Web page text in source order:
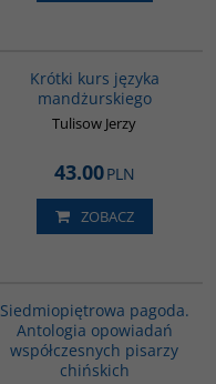
Krótki kurs języka
mandżurskiego
Tulisow Jerzy
43.00PLN
ZOBACZ
Siedmiopiętrowa pagoda.
Antologia opowiadań
współczesnych pisarzy
chińskich